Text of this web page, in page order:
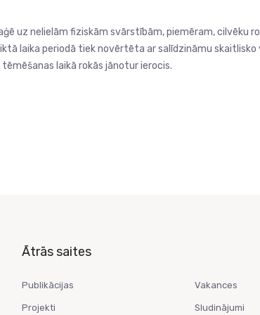
uz nelielām fiziskām svārstībām, piemēram, cilvēku
laika periodā tiek novērtēta ar salīdzināmu
laikā rokās jānotur ierocis.
Ātrās saites
Publikācijas
Projekti
Vakances
Sludinājumi